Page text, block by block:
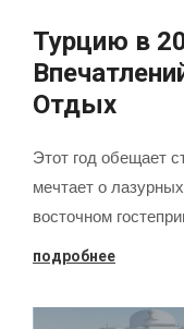
Турцию в
Отдых
Этот год обещает
мечтает о
восточном
подробнее